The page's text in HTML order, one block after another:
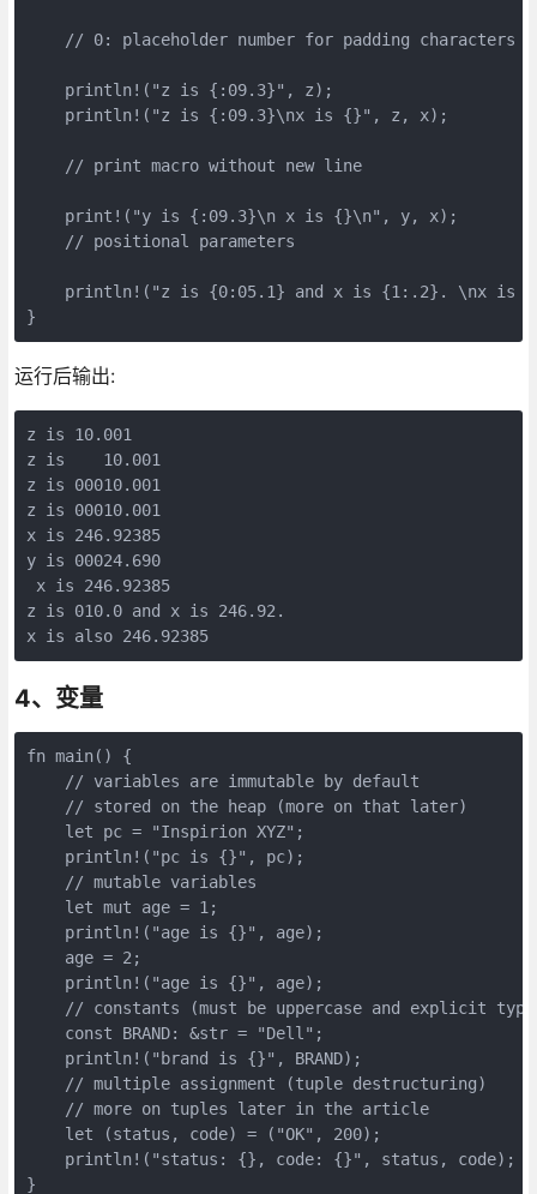
    // 0: placeholder number for padding characters
    println!("z is {:09.3}", z);
    println!("z is {:09.3}\nx is {}", z, x);
    // print macro without new line
    print!("y is {:09.3}\n x is {}\n", y, x);
    // positional parameters
println!("z is {0:05.1} and x is {1:.2}. \nx is
运行后输出:
z is 10.001
z is    10.001
z is 00010.001
z is 00010.001
x is 246.92385
y is 00024.690
x is 246.92385
z is 010.0 and x is 246.92.
x is also 246.92385
4、变量
fn main() {
    // variables are immutable by default
    // stored on the heap (more on that later)
    let pc = "Inspirion XYZ";
    println!("pc is {}", pc);
    // mutable variables
    let mut age = 1;
    println!("age is {}", age);
    age = 2;
    println!("age is {}", age);
// constants (must be uppercase and explicit
    const BRAND: &str = "Dell";
    println!("brand is {}", BRAND);
    // multiple assignment (tuple destructuring)
    // more on tuples later in the article
    let (status, code) = ("OK", 200);
    println!("status: {}, code: {}", status, code);